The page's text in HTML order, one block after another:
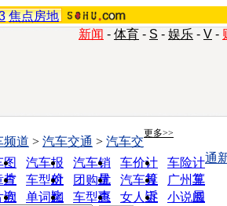
焦点房地
新闻 - 体育 - S - 娱乐 - V -
更多>>
图
片
汽车报
价
汽车销
量
车价计
算
车险计
算
查
询
车型对
比
团购优
惠
汽车投
诉
广州车
展
欣
单词翻
车型查
女人宝
小说阅
频道 > 汽车交通 > 汽车交
通